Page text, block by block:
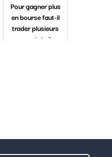
Pour gagner plus
en bourse faut-il
trader plusieurs
marchés ?